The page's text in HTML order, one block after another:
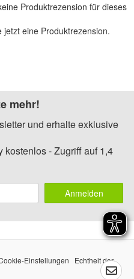
Produktrezension für dieses
jetzt eine Produktrezension.
mehr!
und erhalte exklusive
kostenlos - Zugriff auf 1,4
Anmelden
Einstellungen
Echtheit der